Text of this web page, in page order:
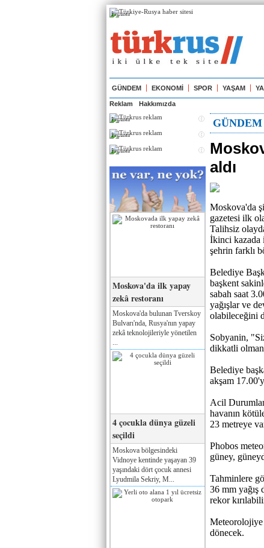
Реклама
GÜNDEM EKONOMİ SPOR YAŞAM
Reklam Hakkımızda
Реклама
Реклама
Реклама
Moskova'da ilk yapay
zekâ restoranı
Moskova'da bulunan Tverskoy
Bulvarı'nda, Rusya'nın yapay
zekâ teknolojileriyle yönetilen
4 çocukla dünya güzeli
seçildi
Moskova bölgesindeki
Vidnoye kentinde yaşayan 39
yaşındaki dört çocuk annesi
Lyudmila Sekriy, M...
GÜNDEM
aldı
Moskova'da
gazetesi ilk
Talihsiz
İkinci kazada
şehrin farklı
Belediye
başkent
sabah saat
yağışlar ve
olabileceğini
Sobyanin,
dikkatli
Belediye
akşam
Acil
havanın
23 metreye
Phobos
güney,
Tahminlere
36 mm yağış
rekor
Meteorolojiye
dönecek.